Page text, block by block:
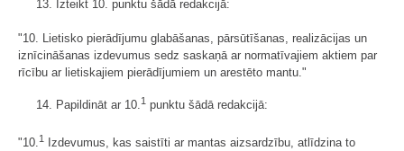
13. Izteikt 10. punktu šādā redakcijā:
"10. Lietisko pierādījumu glabāšanas, pārsūtīšanas, realizācijas un
iznīcināšanas izdevumus sedz saskaņā ar normatīvajiem aktiem par
rīcību ar lietiskajiem pierādījumiem un arestēto mantu."
14. Papildināt ar 10.1 punktu šādā redakcijā:
"10.1
Izdevumus, kas saistīti ar mantas aizsardzību, atlīdzina to